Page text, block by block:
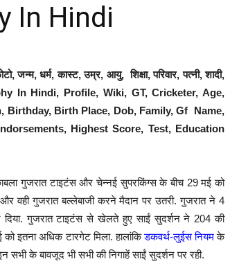
Hindi
In Hindi
जन्म, धर्म, कास्ट, उम्र, आयु, शिक्षा, परिवार, पत्नी, शादी,
In Hindi, Profile, Wiki, GT, Cricketer, Age,
Birthday, Birth Place, Dob, Family, Gf Name,
Highest Score, Test, Education
गुजरात टाइटंस और चेन्नई सुपरकिंग्स के बीच 29 मई को
वही गुजरात बल्लेबाजी करने मैदान पर उतरी. गुजरात ने 4
गुजरात टाइटंस से खेलते हुए साईं सुदर्शन ने 204 की
इतना अधिक टारगेट मिला. हालांकिडकवर्थ-लुईस नियमके
के बावजूद भी सभी की निगाहें साईं सुदर्शन पर रही.